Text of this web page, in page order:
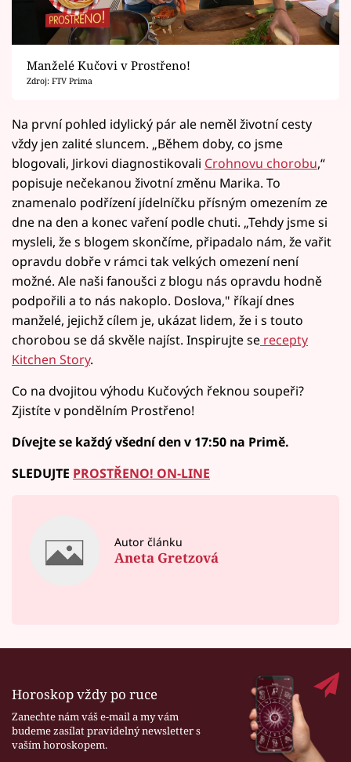
Manželé Kučovi v Prostřeno!
Zdroj: FTV Prima
Na první pohled idylický pár ale neměl životní cesty
vždy jen zalité sluncem. „Během doby, co jsme
blogovali, Jirkovi diagnostikovali Crohnovu chorobu,“
popisuje nečekanou životní změnu Marika. To
znamenalo podřízení jídelníčku přísným omezením ze
dne na den a konec vaření podle chuti. „Tehdy jsme si
mysleli, že s blogem skončíme, připadalo nám, že vařit
opravdu dobře v rámci tak velkých omezení není
možné. Ale naši fanoušci z blogu nás opravdu hodně
podpořili a to nás nakoplo. Doslova," říkají dnes
manželé, jejichž cílem je, ukázat lidem, že i s touto
chorobou se dá skvěle najíst. Inspirujte se recepty
Kitchen Story.
Co na dvojitou výhodu Kučových řeknou soupeři?
Zjistíte v pondělním Prostřeno!
Dívejte se každý všední den v 17:50 na Primě.
SLEDUJTE PROSTŘENO! ON-LINE
Autor článku
Aneta Gretzová
Horoskop vždy po ruce
Zanechte nám váš e-mail a my vám
budeme zasílat pravidelný newsletter s
vaším horoskopem.